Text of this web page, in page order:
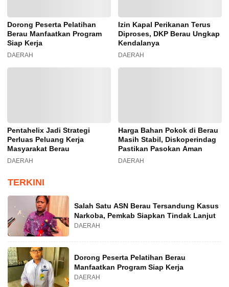
Dorong Peserta Pelatihan
Berau Manfaatkan Program
Siap Kerja
DAERAH
Izin Kapal Perikanan Terus
Diproses, DKP Berau Ungkap
Kendalanya
DAERAH
Pentahelix Jadi Strategi
Perluas Peluang Kerja
Masyarakat Berau
DAERAH
Harga Bahan Pokok di Berau
Masih Stabil, Diskoperindag
Pastikan Pasokan Aman
DAERAH
TERKINI
Salah Satu ASN Berau Tersandung Kasus
Narkoba, Pemkab Siapkan Tindak Lanjut
DAERAH
Dorong Peserta Pelatihan Berau
Manfaatkan Program Siap Kerja
DAERAH